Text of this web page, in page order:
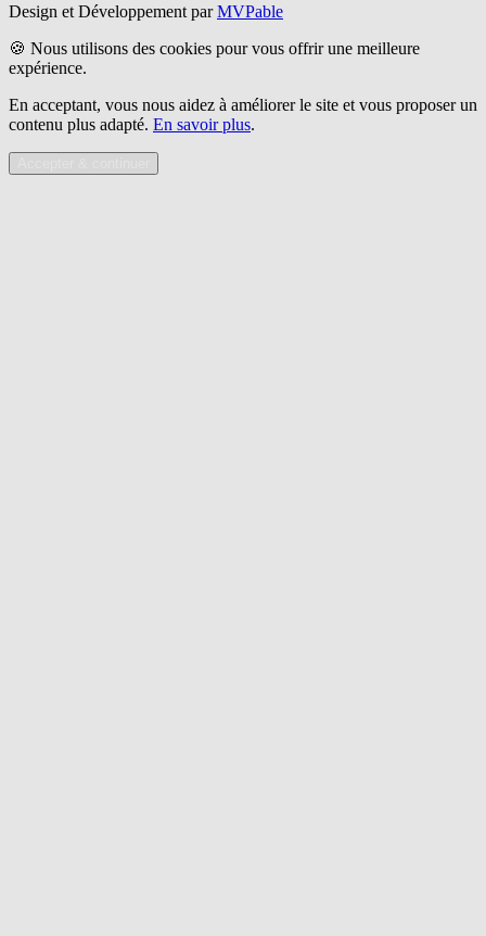
Design et Développement par MVPable
🍪 Nous utilisons des cookies pour vous offrir une meilleure
expérience.
En acceptant, vous nous aidez à améliorer le site et vous proposer un
contenu plus adapté. En savoir plus.